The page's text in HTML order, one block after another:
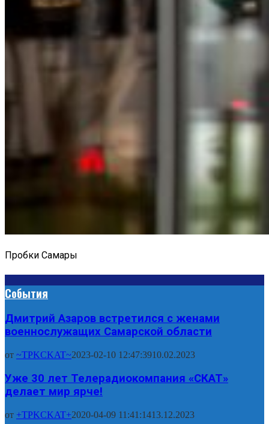
Пробки Самары
События
Дмитрий Азаров встретился с женами
военнослужащих Самарской области
от ~TPKCKAT~2023-02-10 12:47:3910.02.2023
Уже 30 лет Телерадиокомпания «СКАТ»
делает мир ярче!
от +TPKCKAT+2020-04-09 11:41:1413.12.2023